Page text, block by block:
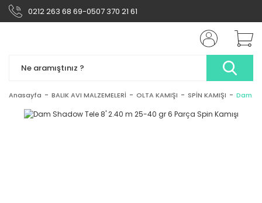
0212 263 68 69-0507 370 21 61
Anasayfa BALIK AVI MALZEMELERİ OLTA KAMIŞI SPİN KAMIŞI Dam